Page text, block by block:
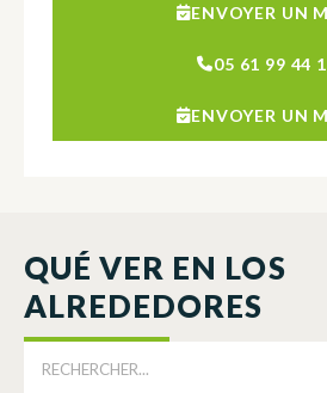
ENVOYER UN
05 61 99 44
ENVOYER UN
QUÉ VER EN LOS
ALREDEDORES